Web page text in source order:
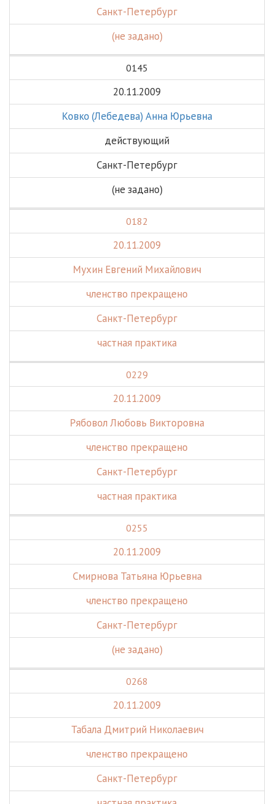
Санкт-Петербург
(не задано)
0145
20.11.2009
Ковко (Лебедева) Анна Юрьевна
действующий
Санкт-Петербург
(не задано)
0182
20.11.2009
Мухин Евгений Михайлович
членство прекращено
Санкт-Петербург
частная практика
0229
20.11.2009
Рябовол Любовь Викторовна
членство прекращено
Санкт-Петербург
частная практика
0255
20.11.2009
Смирнова Татьяна Юрьевна
членство прекращено
Санкт-Петербург
(не задано)
0268
20.11.2009
Табала Дмитрий Николаевич
членство прекращено
Санкт-Петербург